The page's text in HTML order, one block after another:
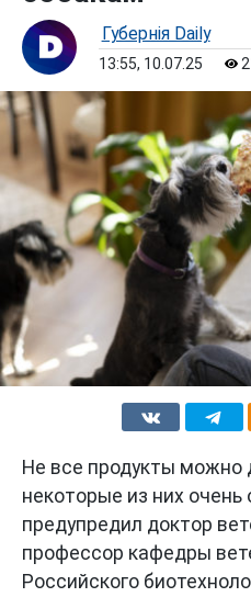
Губернiя Daily
13:55, 10.07.25
Не все продукты можно
некоторые из них
предупредил доктор
профессор кафедры
Российского